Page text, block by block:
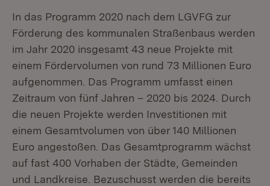
In das Programm 2020 nach dem LGVFG zur
Förderung des kommunalen Straßenbaus werden
im Jahr 2020 insgesamt 43 neue Projekte mit
einem Fördervolumen von rund 73 Millionen Euro
aufgenommen. Das Programm umfasst einen
Zeitraum von fünf Jahren – 2020 bis 2024. Durch
die neuen Projekte werden Investitionen mit
einem Gesamtvolumen von über 140 Millionen
Euro angestoßen. Das Gesamtprogramm wächst
auf fast 400 Vorhaben der Städte, Gemeinden
und Landkreise. Bezuschusst werden die bereits